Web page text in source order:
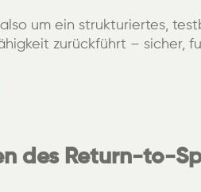
um ein strukturiertes,
zurückführt – sicher,
des Return-to-